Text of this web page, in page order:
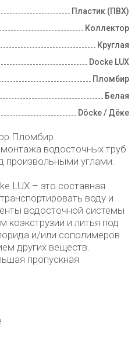
Пластик (ПВХ)
Коллектор
Круглая
Docke LUX
Пломбир
Белая
Döcke / Дёке
Пломбир
водосточных труб
произвольными углами.
LUX – это составная
воду и
водосточной системы
коэкструзии и литья под
и/или сополимеров
других веществ.
пропускная